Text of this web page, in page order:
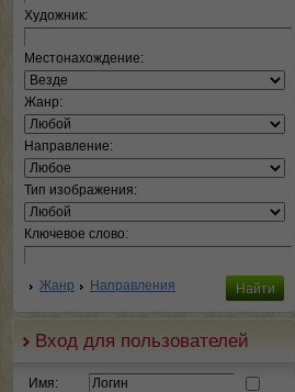
Художник:
Местонахождение:
Жанр:
Направление:
Тип изображения:
Ключевое слово:
Жанр Направления
Вход для пользователей
Имя: